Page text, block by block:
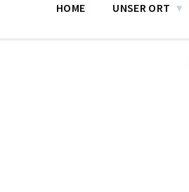
HOME UNSER ORT